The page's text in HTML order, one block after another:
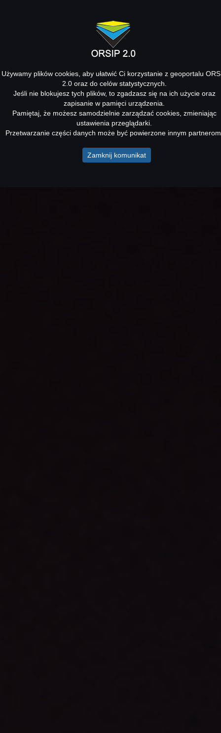
Używamy plików cookies, aby ułatwić Ci korzystanie z geoportalu
2.0 oraz do celów statystycznych.
Jeśli nie blokujesz tych plików, to zgadzasz się na ich użycie oraz
zapisanie w pamięci urządzenia.
Pamiętaj, że możesz samodzielnie zarządzać cookies, zmieniając
ustawienia przeglądarki.
Przetwarzanie części danych może być powierzone innym
Zamknij komunikat